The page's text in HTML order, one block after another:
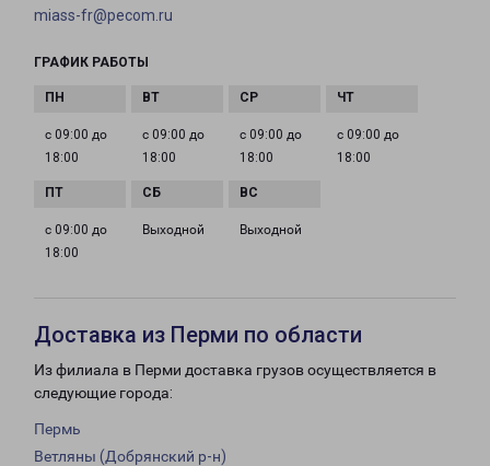
miass-fr@pecom.ru
ГРАФИК РАБОТЫ
с 09:00 до
18:00
с 09:00 до
18:00
с 09:00 до
18:00
с 09:00 до
18:00
с 09:00 до
18:00
Выходной Выходной
Доставка из Перми по области
Из филиала в Перми доставка грузов осуществляется в
следующие города:
Пермь
Ветляны (Добрянский р-н)